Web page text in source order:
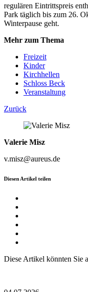
regulären Eintrittspreis
Park täglich bis zum 26.
Winterpause geht.
Mehr zum Thema
Freizeit
Kinder
Kirchhellen
Schloss Beck
Veranstaltung
Zurück
Valerie Misz
v.misz@aureus.de
Diesen Artikel teilen
Diese Artikel könnten Sie